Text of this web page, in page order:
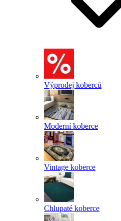
Výprodej koberců
Moderní koberce
Vintage koberce
Chlupaté koberce